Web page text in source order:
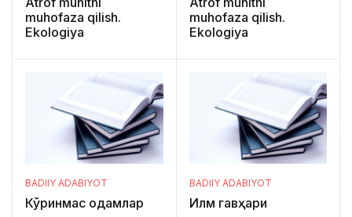
muhofaza qilish.
Ekologiya
muhofaza qilish.
Ekologiya
BADIIY ADABIYOT
Кўринмас одамлар
BADIIY ADABIYOT
Илм гавҳари